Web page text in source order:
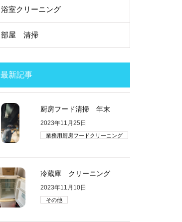
浴室クリーニング
部屋 清掃
最新記事
厨房フード清掃 年末
2023年11月25日
業務用厨房フードクリーニング
冷蔵庫 クリーニング
2023年11月10日
その他